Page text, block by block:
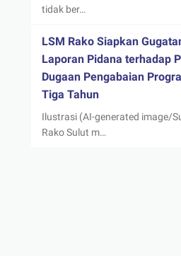
tidak ber…
LSM Rako Siapkan
Laporan Pidana terhadap
Dugaan Pengabaian
Tiga Tahun
Ilustrasi (AI-generated image/
Rako Sulut m…